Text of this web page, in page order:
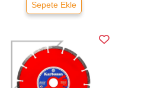
Sepete Ekle